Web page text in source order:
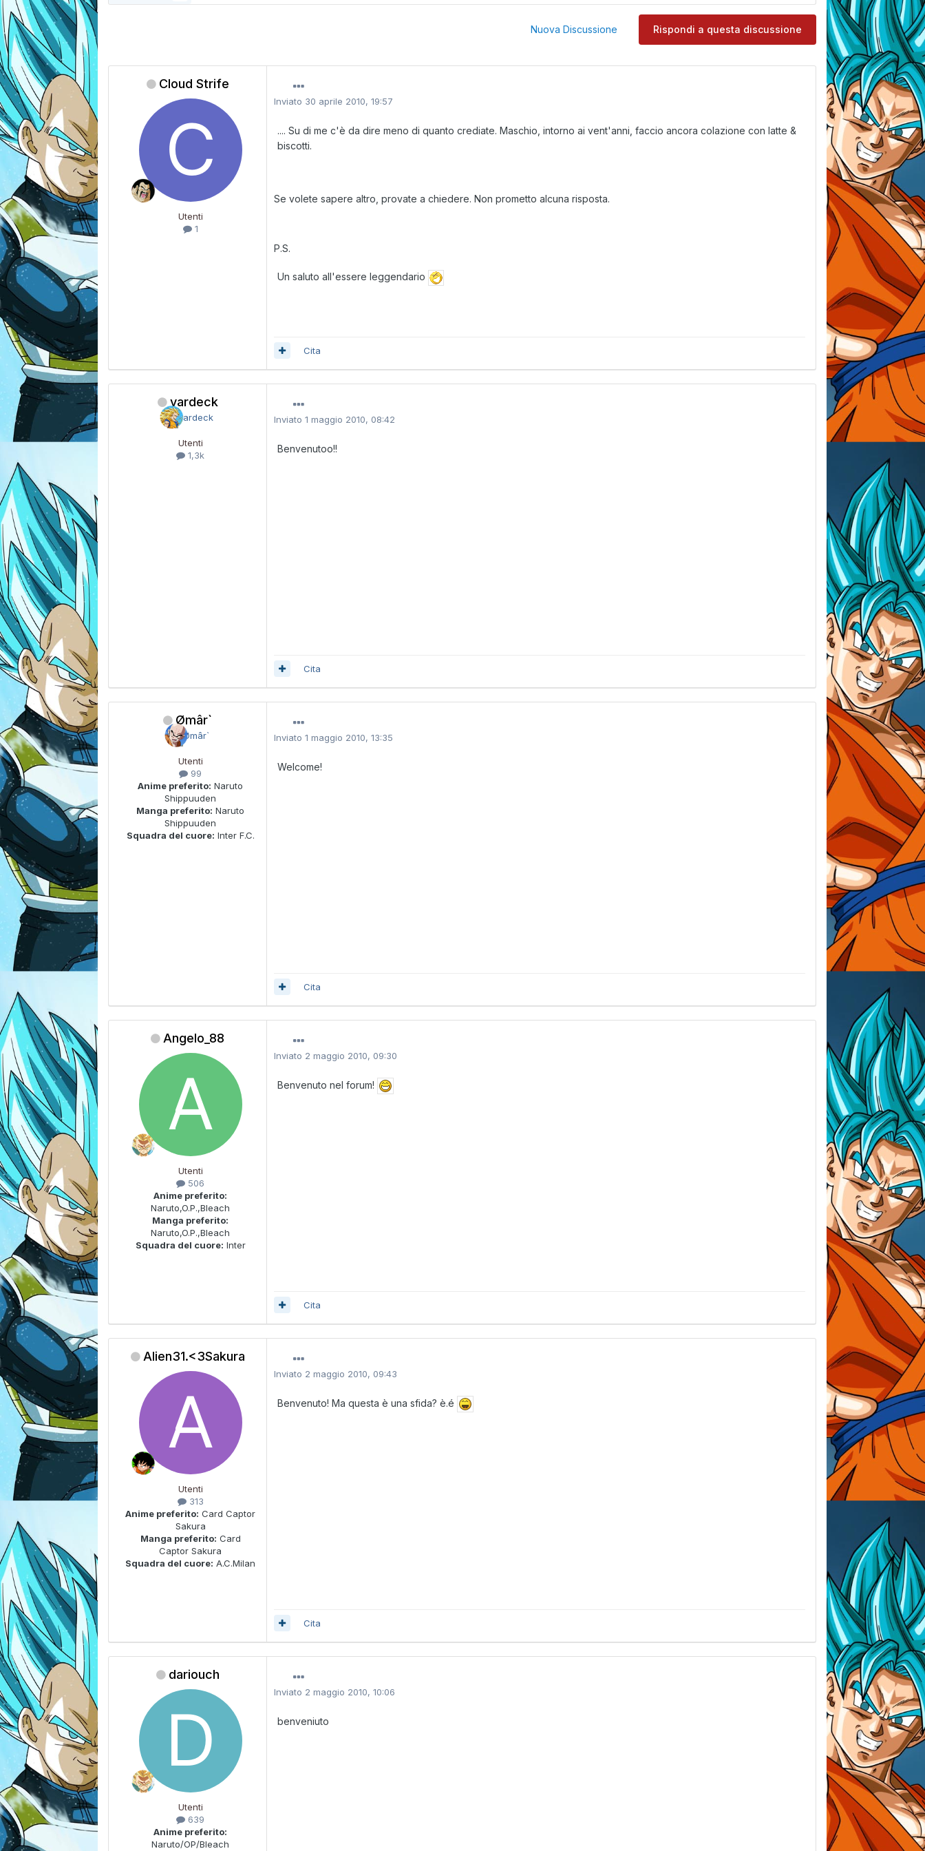
Rispondi a questa discussione
Nuova Discussione
Cloud Strife
Utenti
1
Inviato 30 aprile 2010, 19:57
.... Su di me c'è da dire meno di quanto crediate. Maschio, intorno ai vent'anni, faccio ancora colazione con latte &
biscotti.
Se volete sapere altro, provate a chiedere. Non prometto alcuna risposta.
P.S.
Un saluto all'essere leggendario
Cita
vardeck
Utenti
1,3k
Inviato1 maggio 2010, 08:42
Benvenutoo!!
Cita
Ømâr`
Utenti
99
Anime preferito: Naruto
Shippuuden
Manga preferito: Naruto
Shippuuden
Squadra del cuore: Inter F.C.
Inviato1 maggio 2010, 13:35
Welcome!
Cita
Angelo_88
Utenti
506
Anime preferito:
Naruto,O.P.,Bleach
Manga preferito:
Naruto,O.P.,Bleach
Squadra del cuore: Inter
Inviato 2 maggio 2010, 09:30
Benvenuto nel forum!
Cita
Alien31.<3Sakura
Utenti
313
Anime preferito: Card Captor
Sakura
Manga preferito: Card
Captor Sakura
Squadra del cuore: A.C.Milan
Inviato 2 maggio 2010, 09:43
Benvenuto! Ma questa è una sfida? è.é
Cita
dariouch
Utenti
639
Anime preferito:
Naruto/OP/Bleach
Inviato 2 maggio 2010, 10:06
benveniuto